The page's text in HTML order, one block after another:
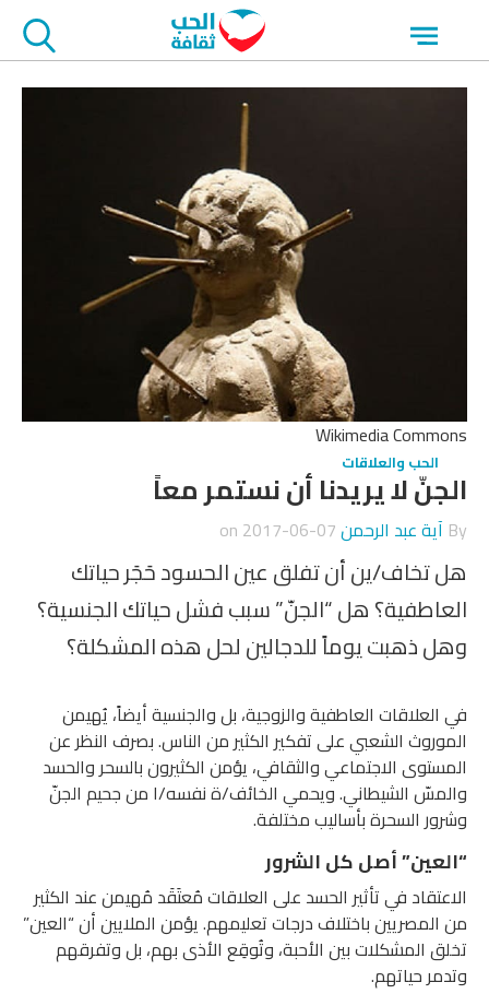
Open
menu
Wikimedia Commons
الحب والعلاقات
الجنّ لا يريدنا أن نستمر معاً
By آية عبد الرحمن2017-06-07
هل تخاف/ين أن تفلق عين الحسود حَجَر حياتك
العاطفية؟ هل “الجنّ” سبب فشل حياتك الجنسية؟
وهل ذهبت يوماً للدجالين لحل هذه المشكلة؟
في العلاقات العاطفية والزوجية، بل والجنسية أيضاً، يُهيمن
الموروث الشعبي على تفكير الكثير من الناس. بصرف النظر عن
المستوى الاجتماعي والثقافي، يؤمن الكثيرون بالسحر والحسد
والمسّ الشيطاني. ويحمي الخائف/ة نفسه/ا من جحيم الجنّ
وشرور السحرة بأساليب مختلفة.
“العين” أصل كل الشرور
الاعتقاد في تأثير الحسد على العلاقات مُعتَقَد مُهيمن عند الكثير
من المصريين باختلاف درجات تعليمهم. يؤمن الملايين أن “العين”
تخلق المشكلات بين الأحبة، وتُوقِع الأذى بهم، بل وتفرقهم
وتدمر حياتهم.